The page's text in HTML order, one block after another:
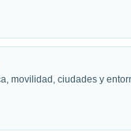
movilidad, ciudades y